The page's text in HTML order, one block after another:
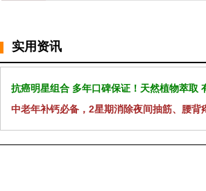
实用资讯
抗癌明星组合 多年口碑保证！天然植物萃取
中老年补钙必备，2星期消除夜间抽筋、腰背